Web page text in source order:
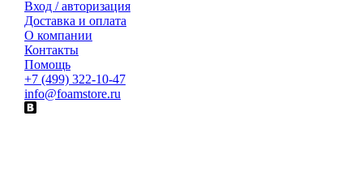
Вход / авторизация
Доставка и оплата
О компании
Контакты
Помощь
+7 (499) 322-10-47
info@foamstore.ru